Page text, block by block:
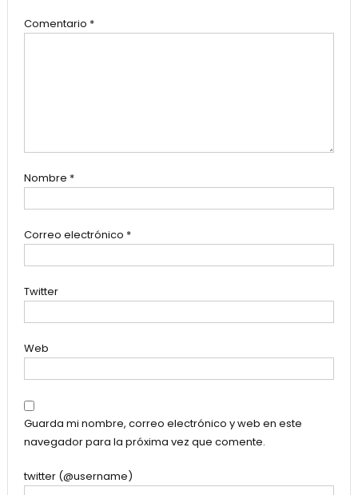
Comentario *
Nombre *
Correo electrónico *
Twitter
Web
Guarda mi nombre, correo electrónico y web en este
navegador para la próxima vez que comente.
twitter (@username)